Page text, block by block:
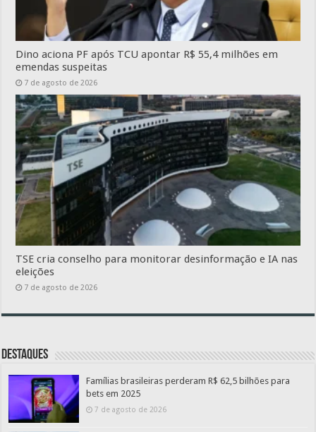
Dino aciona PF após TCU apontar R$ 55,4 milhões em
emendas suspeitas
7 de agosto de 2026
TSE cria conselho para monitorar desinformação e IA nas
eleições
7 de agosto de 2026
Destaques
Famílias brasileiras perderam R$ 62,5 bilhões para
bets em 2025
7 de agosto de 2026